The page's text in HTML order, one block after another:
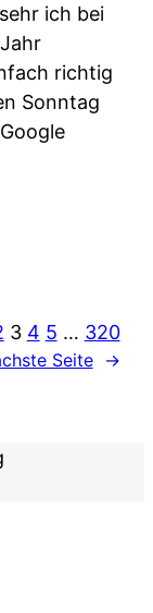
ich bei
richtig
Sonntag
3 4 5 … 320
Seite →